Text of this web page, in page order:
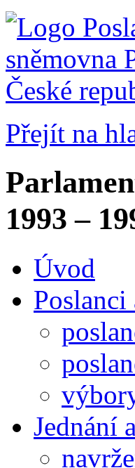
Přejít na
1993 –
Úvod
Poslanci
Jednání